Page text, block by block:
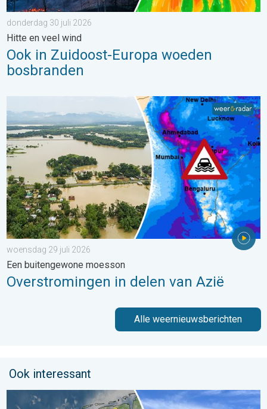
donderdag 30 juli 2026
Hitte en veel wind
Ook in Zuidoost-Europa woeden
bosbranden
Overstromingen in delen van Azië. Een buitengewone
woensdag 29 juli 2026
Een buitengewone moesson
Overstromingen in delen van Azië
Alle weernieuwsberichten
Ook interessant
Fraai zomerweer om eropuit te trekken. Weekendweer. . .